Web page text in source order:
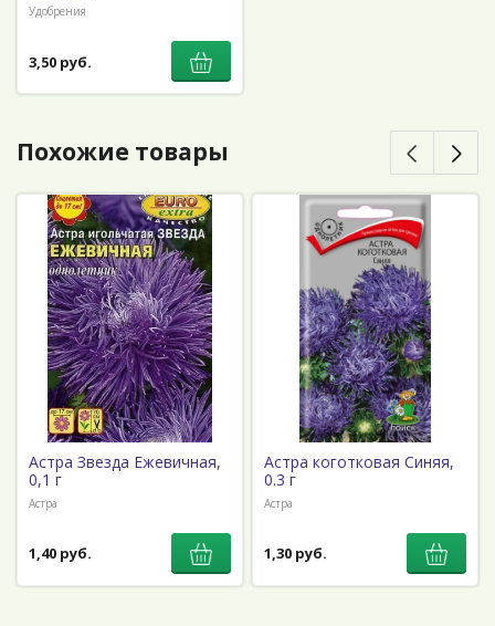
Удобрения
3,50 руб.
Похожие товары
Астра Звезда Ежевичная,
0,1 г
Астра
1,40 руб.
Астра коготковая Синяя,
0.3 г
Астра
1,30 руб.